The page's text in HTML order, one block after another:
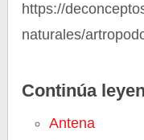
https://
naturales/
Continúa
Antena